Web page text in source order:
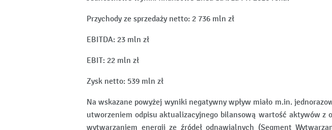
Przychody ze sprzedaży netto: 2 736 mln zł
EBITDA: 23 mln zł
EBIT: 22 mln zł
Zysk netto: 539 mln zł
Na wskazane powyżej wyniki negatywny wpływ miało m.in.
utworzeniem odpisu aktualizacyjnego bilansową wartość aktywów z
wytwarzaniem energii ze źródeł odnawialnych (Segment